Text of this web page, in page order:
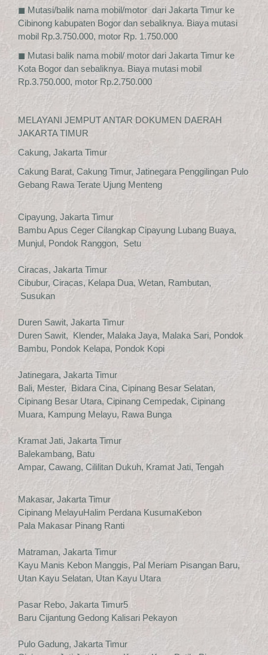
◼ Mutasi/balik nama mobil/motor dari Jakarta Timur ke
Cibinong kabupaten Bogor dan sebaliknya. Biaya mutasi
mobil Rp.3.750.000, motor Rp. 1.750.000
◼ Mutasi balik nama mobil/ motor dari Jakarta Timur ke
Kota Bogor dan sebaliknya. Biaya mutasi mobil
Rp.3.750.000, motor Rp.2.750.000
MELAYANI JEMPUT ANTAR DOKUMEN DAERAH
JAKARTA TIMUR
Cakung, Jakarta Timur
Cakung Barat, Cakung Timur, Jatinegara Penggilingan Pulo
Gebang Rawa Terate Ujung Menteng
Cipayung, Jakarta Timur
Bambu Apus Ceger Cilangkap Cipayung Lubang Buaya,
Munjul, Pondok Ranggon, Setu
Ciracas, Jakarta Timur
Cibubur, Ciracas, Kelapa Dua, Wetan, Rambutan,
Susukan
Duren Sawit, Jakarta Timur
Duren Sawit, Klender, Malaka Jaya, Malaka Sari, Pondok
Bambu, Pondok Kelapa, Pondok Kopi
Jatinegara, Jakarta Timur
Bali, Mester, Bidara Cina, Cipinang Besar Selatan,
Cipinang Besar Utara, Cipinang Cempedak, Cipinang
Muara, Kampung Melayu, Rawa Bunga
Kramat Jati, Jakarta Timur
Balekambang, Batu
Ampar, Cawang, Cililitan Dukuh, Kramat Jati, Tengah
Makasar, Jakarta Timur
Cipinang MelayuHalim Perdana KusumaKebon
Pala Makasar Pinang Ranti
Matraman, Jakarta Timur
Kayu Manis Kebon Manggis, Pal Meriam Pisangan Baru,
Utan Kayu Selatan, Utan Kayu Utara
Pasar Rebo, Jakarta Timur5
Baru Cijantung Gedong Kalisari Pekayon
Pulo Gadung, Jakarta Timur